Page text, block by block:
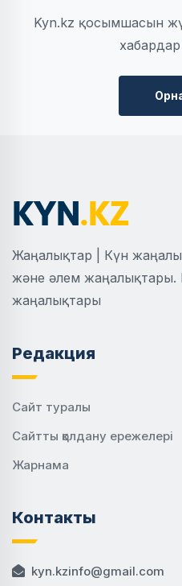
Kyn.kz қосымшасын
Жаңалықтар | Күн
және әлем жаңалықтары.
жаңалықтары
Редакция
Сайт туралы
Сайтты қолдану ережелері
Жарнама
Контакты
kyn.kzinfo@gmail.com